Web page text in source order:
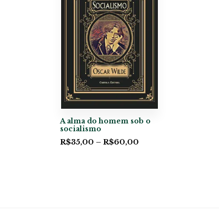
A alma do homem sob o
socialismo
R$35,00 – R$60,00